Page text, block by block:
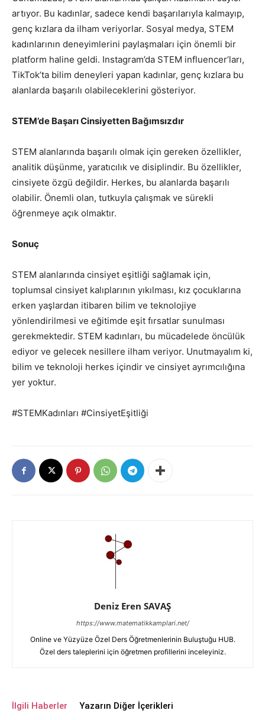
artıyor. Bu kadınlar, sadece kendi başarılarıyla kalmayıp,
genç kızlara da ilham veriyorlar. Sosyal medya, STEM
kadınlarının deneyimlerini paylaşmaları için önemli bir
platform haline geldi. Instagram’da STEM influencer’ları,
TikTok’ta bilim deneyleri yapan kadınlar, genç kızlara bu
alanlarda başarılı olabileceklerini gösteriyor.
STEM’de Başarı Cinsiyetten Bağımsızdır
STEM alanlarında başarılı olmak için gereken özellikler,
analitik düşünme, yaratıcılık ve disiplindir. Bu özellikler,
cinsiyete özgü değildir. Herkes, bu alanlarda başarılı
olabilir. Önemli olan, tutkuyla çalışmak ve sürekli
öğrenmeye açık olmaktır.
Sonuç
STEM alanlarında cinsiyet eşitliği sağlamak için,
toplumsal cinsiyet kalıplarının yıkılması, kız çocuklarına
erken yaşlardan itibaren bilim ve teknolojiye
yönlendirilmesi ve eğitimde eşit fırsatlar sunulması
gerekmektedir. STEM kadınları, bu mücadelede öncülük
ediyor ve gelecek nesillere ilham veriyor. Unutmayalım ki,
bilim ve teknoloji herkes içindir ve cinsiyet ayrımcılığına
yer yoktur.
#STEMKadınları #CinsiyetEşitliği
Deniz Eren SAVAŞ
https://www.matematikkamplari.net/
Online ve Yüzyüze Özel Ders Öğretmenlerinin Buluştuğu HUB.
Özel ders taleplerini için öğretmen profillerini inceleyiniz.
İlgili Haberler Yazarın Diğer İçerikleri